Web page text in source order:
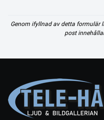
Genom ifyllnad av detta formulär
post